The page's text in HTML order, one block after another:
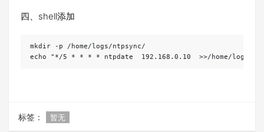
四、shell添加
mkdir -p /home/logs/ntpsync/
echo "*/5 * * * * ntpdate  192.168.0.10  >>/home/logs/
标签： 暂无